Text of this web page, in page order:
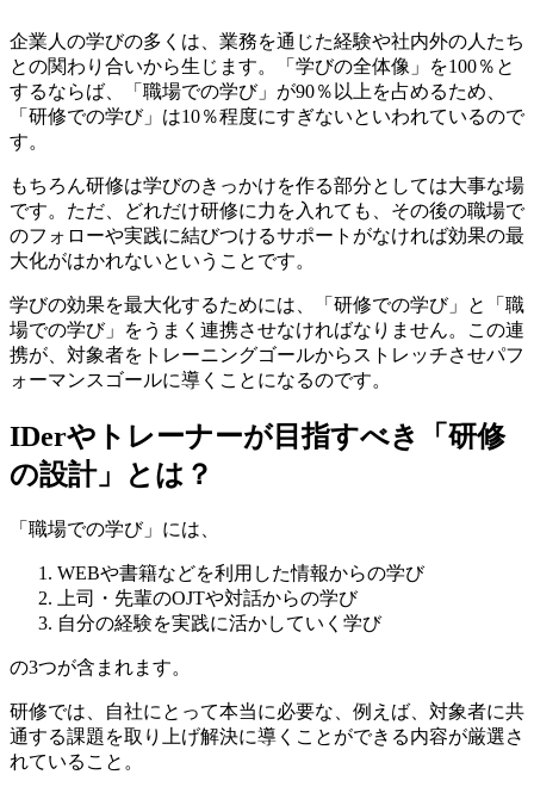
企業人の学びの多くは、業務を通じた経験や社内外の人たち
との関わり合いから生じます。「学びの全体像」を100％と
するならば、「職場での学び」が90％以上を占めるため、
「研修での学び」は10％程度にすぎないといわれているので
す。
もちろん研修は学びのきっかけを作る部分としては大事な場
です。ただ、どれだけ研修に力を入れても、その後の職場で
のフォローや実践に結びつけるサポートがなければ効果の最
大化がはかれないということです。
学びの効果を最大化するためには、「研修での学び」と「職
場での学び」をうまく連携させなければなりません。この連
携が、対象者をトレーニングゴールからストレッチさせパフ
ォーマンスゴールに導くことになるのです。
IDerやトレーナーが目指すべき「研修
の設計」とは？
「職場での学び」には、
WEBや書籍などを利用した情報からの学び
上司・先輩のOJTや対話からの学び
自分の経験を実践に活かしていく学び
の3つが含まれます。
研修では、自社にとって本当に必要な、例えば、対象者に共
通する課題を取り上げ解決に導くことができる内容が厳選さ
れていること。